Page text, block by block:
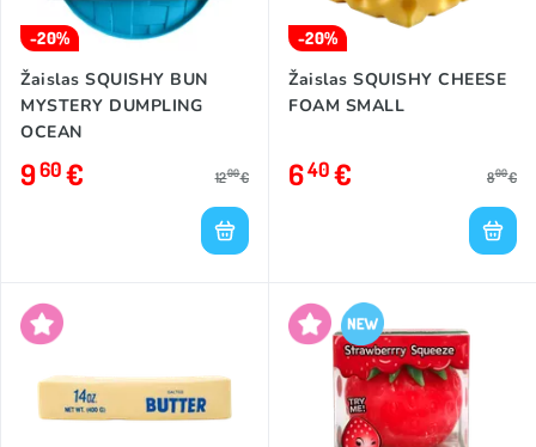
-20%
Žaislas SQUISHY BUN
MYSTERY DUMPLING
OCEAN
960€ 1200€
-20%
Žaislas SQUISHY CHEESE
FOAM SMALL
640€ 800€